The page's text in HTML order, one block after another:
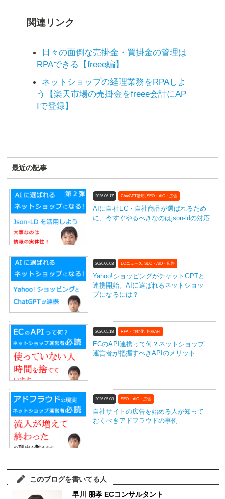
関連リンク
日々の面倒な売掛金・買掛金の管理は
RPAできる【freee編】
ネットショップの経理業務をRPAしよ
う【楽天市場の売掛金をfreee会計にAP
Iで登録】
最近の記事
2026.06.17 ChatGPT活用, SEO・AIO・広告
AIに自社EC・自社商品が選ばれるため
に、今すぐやるべきなのはjson-ldの対応
2026.06.03 ECニュース, SEO・AIO・広告
Yahoo!ショッピングがチャットGPTと
連携開始。AIに選ばれるネットショッ
プになるには？
2026.05.18 RPA・自動化, 各種API
ECのAPI連携って何？ネットショップ
運営者が把握すべきAPIのメリット
2026.05.08 SEO・AIO・広告
自社サイトの広告を始める人が知って
おくべきアドフラウドの事例
このブログを書いてる人
早川 朋孝 ECコンサルタント